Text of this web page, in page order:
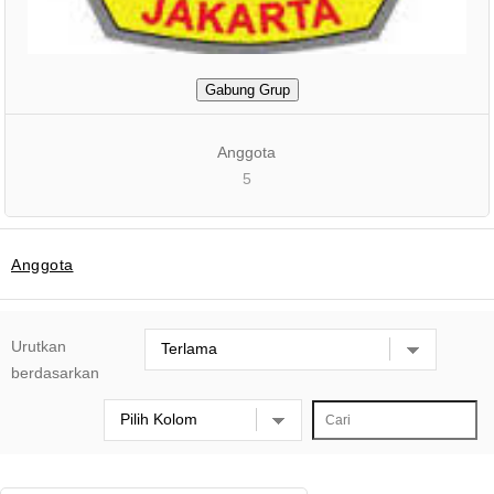
Gabung Grup
Anggota
5
Anggota
Urutkan
berdasarkan